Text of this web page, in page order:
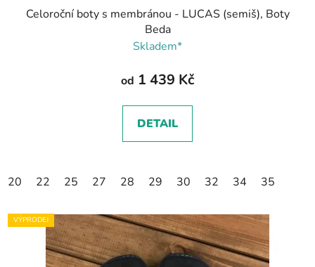
Celoroční boty s membránou - LUCAS (semiš), Boty
Beda
Skladem*
od 1 439 Kč
DETAIL
20 22 25 27 28 29 30 32 34 35
VÝPRODEJ